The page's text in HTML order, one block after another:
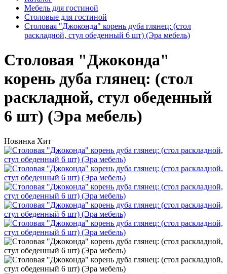
Мебель для гостиной
Столовые для гостиной
Столовая "Джоконда" корень дуба глянец: (стол
раскладной, стул обеденный 6 шт) (Эра мебель)
Столовая "Джоконда"
корень дуба глянец: (стол
раскладной, стул обеденный
6 шт) (Эра мебель)
Новинка Хит